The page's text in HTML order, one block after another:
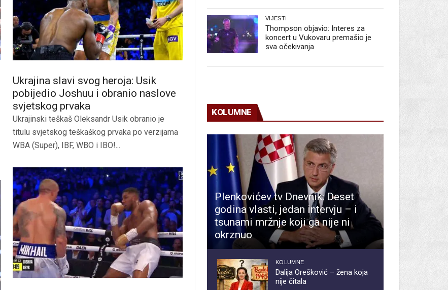
Ukrajina slavi svog heroja: Usik
pobijedio Joshuu i obranio naslove
svjetskog prvaka
Ukrajinski teškaš Oleksandr Usik obranio je
titulu svjetskog teškaškog prvaka po verzijama
WBA (Super), IBF, WBO i IBO!...
VIJESTI
Thompson objavio: Interes za
koncert u Vukovaru premašio je
sva očekivanja
KOLUMNE
Plenkovićev tv Dnevnik: Deset
godina vlasti, jedan intervju – i
tsunami mržnje koji ga nije ni
okrznuo
KOLUMNE
Dalija Orešković – žena koja
nije čitala